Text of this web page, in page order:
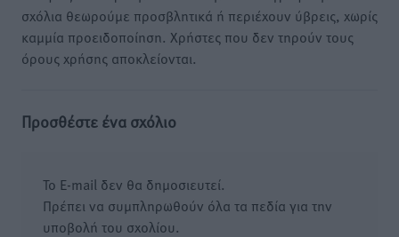
σχόλια θεωρούμε προσβλητικά ή περιέχουν ύβρεις, χωρίς
καμμία προειδοποίηση. Χρήστες που δεν τηρούν τους
όρους χρήσης αποκλείονται.
Προσθέστε ένα σχόλιο
Το E-mail δεν θα δημοσιευτεί.
Πρέπει να συμπληρωθούν όλα τα πεδία για την
υποβολή του σχολίου.